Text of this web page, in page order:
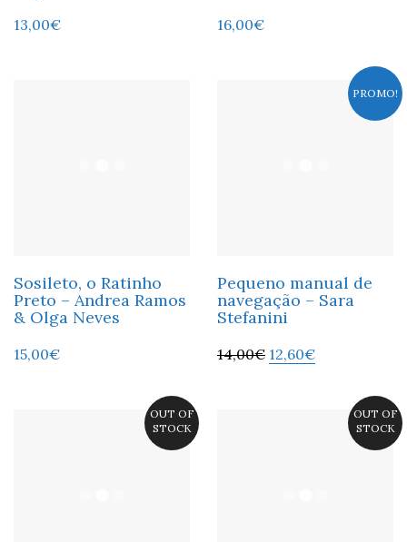
13,00€ 16,00€
Sosileto, o Ratinho
Preto – Andrea Ramos
& Olga Neves
15,00€
PROMO!
Pequeno manual de
navegação – Sara
Stefanini
14,00€ 12,60€
OUT OF
STOCK
OUT OF
STOCK